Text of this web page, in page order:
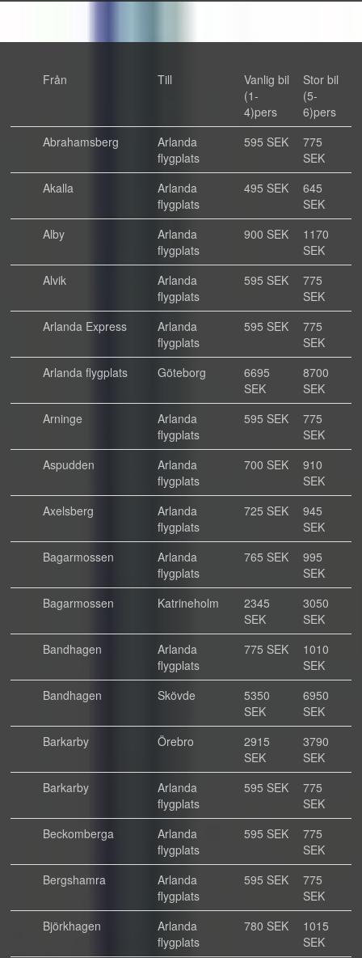
Från Till
Vanlig bil
(1-
4)pers
Stor bil
(5-
6)pers
Abrahamsberg
Arlanda
flygplats
595 SEK
775
SEK
Akalla
Arlanda
flygplats
495 SEK
645
SEK
Alby
Arlanda
flygplats
900 SEK
1170
SEK
Alvik
Arlanda
flygplats
595 SEK
775
SEK
Arlanda Express
Arlanda
flygplats
595 SEK
775
SEK
Arlanda flygplats
Göteborg
6695
SEK
8700
SEK
Arninge
Arlanda
flygplats
595 SEK
775
SEK
Aspudden
Arlanda
flygplats
700 SEK
910
SEK
Axelsberg
Arlanda
flygplats
725 SEK
945
SEK
Bagarmossen
Arlanda
flygplats
765 SEK
995
SEK
Bagarmossen
Katrineholm
2345
SEK
3050
SEK
Bandhagen
Arlanda
flygplats
775 SEK
1010
SEK
Bandhagen
Skövde
5350
SEK
6950
SEK
Barkarby
Örebro
2915
SEK
3790
SEK
Barkarby
Arlanda
flygplats
595 SEK
775
SEK
Beckomberga
Arlanda
flygplats
595 SEK
775
SEK
Bergshamra
Arlanda
flygplats
595 SEK
775
SEK
Björkhagen
Arlanda
flygplats
780 SEK
1015
SEK